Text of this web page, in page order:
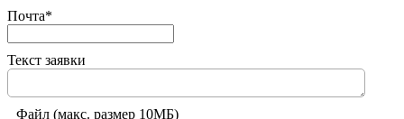
Почта*
Текст заявки
Файл (макс. размер 10МБ)